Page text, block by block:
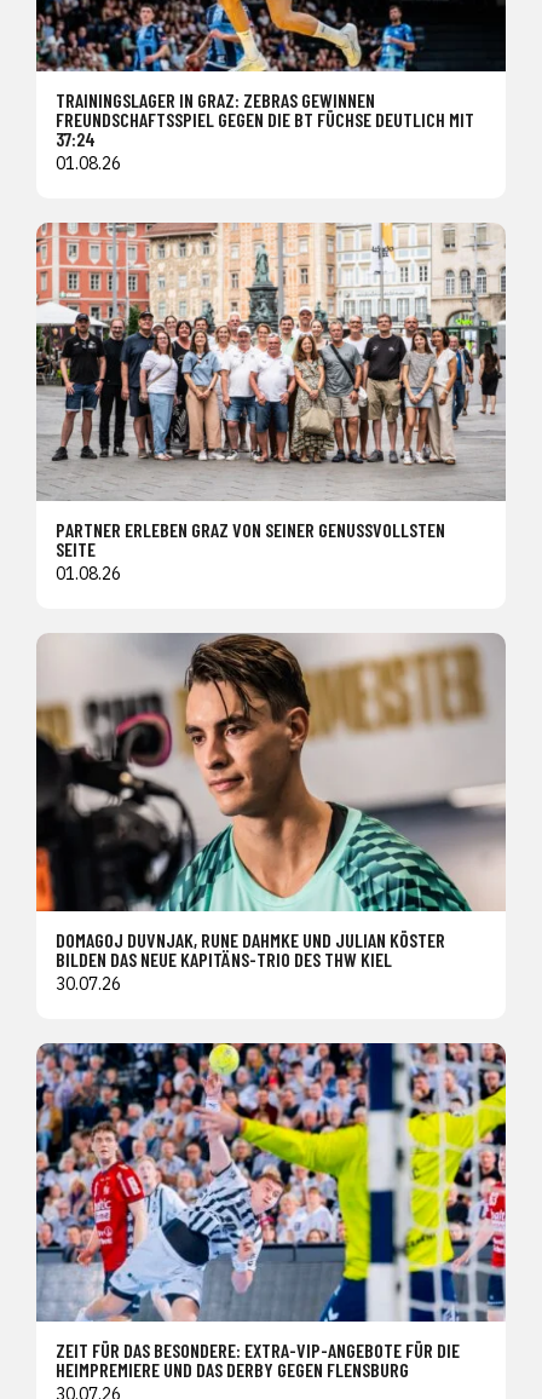
TRAININGSLAGER IN GRAZ: ZEBRAS GEWINNEN
FREUNDSCHAFTSSPIEL GEGEN DIE BT FÜCHSE DEUTLICH MIT
37:24
01.08.26
PARTNER ERLEBEN GRAZ VON SEINER GENUSSVOLLSTEN
SEITE
01.08.26
DOMAGOJ DUVNJAK, RUNE DAHMKE UND JULIAN KÖSTER
BILDEN DAS NEUE KAPITÄNS-TRIO DES THW KIEL
30.07.26
ZEIT FÜR DAS BESONDERE: EXTRA-VIP-ANGEBOTE FÜR DIE
HEIMPREMIERE UND DAS DERBY GEGEN FLENSBURG
30.07.26